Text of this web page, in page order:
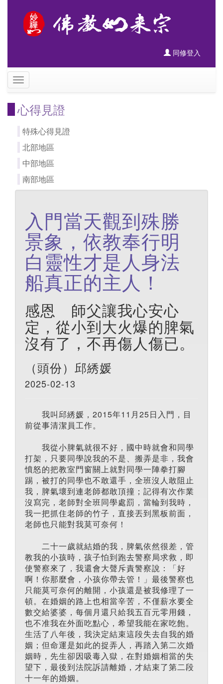
同修登入
心得見證
特殊心得見證
北部地區
中部地區
南部地區
入門當天觀到殊勝
景象，依教奉行明
白靈性才是人身法
船真正的主人！
感恩 師父讓我心安心
定，從小到大火爆的脾氣
沒有了，不再傷人傷已。
（頭份）邱綉媛
2025-02-13
我叫邱綉媛，2015年11月25日入門，目
前從事清潔員工作。
我從小脾氣就很不好，國中時就會和同學
打架，只要同學說我的不是、搬弄是非，我會
憤怒的把教室門窗關上就對同學一陣拳打腳
踢，被打的同學也不敢還手，全班沒人敢阻止
我，脾氣壞到連老師都敢頂撞；記得有次作業
沒寫完，老師對全班同學處罰，當輪到我時，
我一把抓住老師的竹子，直接丟到黑板前面，
老師也只能對我莫可奈何！
二十一歲就結婚的我，脾氣依然很差，管
教我的小孩時，孩子怕到跑去警察局求救，即
使警察來了，我還會大聲斥責警察說：「好
啊！你那麼會，小孩你帶去管！」最後警察也
只能莫可奈何的離開，小孩還是被我修理了一
頓。在婚姻的路上也相當辛苦，不僅薪水要全
數交給婆婆，每個月還只給我五百元零用錢，
也不准我在外面吃點心，希望我能在家吃飽。
生活了八年後，我決定結束這段失去自我的婚
姻；但命運是如此的捉弄人，再踏入第二次婚
姻時，先生卻因吸毒入獄，在對婚姻相當的失
望下，最後到法院訴請離婚，才結束了第二段
十一年的婚姻。